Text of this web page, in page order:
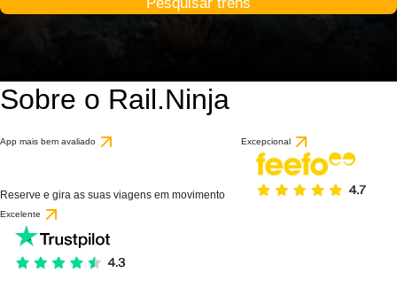
Sobre o Rail.Ninja
App mais bem avaliado
Reserve e gira as suas viagens em movimento
Excepcional
Excelente